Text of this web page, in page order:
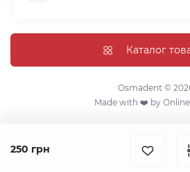
250 грн
Відгуки про магазин
Доставка
Карта сайту
Каталог
Osmadent ©
Made with ❤️ by